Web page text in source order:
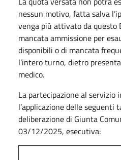
nessun motivo, fatta salva
venga più attivato da questo
mancata ammissione per
disponibili o di mancata
l’intero turno, dietro
medico.
La partecipazione al servizio
l’applicazione delle seguenti
deliberazione di Giunta
03/12/2025, esecutiva: